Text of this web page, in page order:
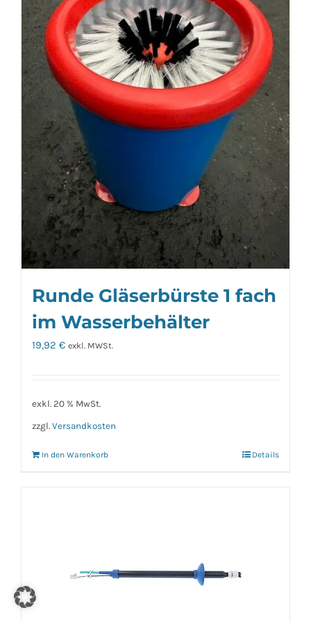
Runde Gläserbürste 1 fach
im Wasserbehälter
19,92 € exkl. MWSt.
exkl. 20 % MwSt.
zzgl. Versandkosten
In den Warenkorb Details